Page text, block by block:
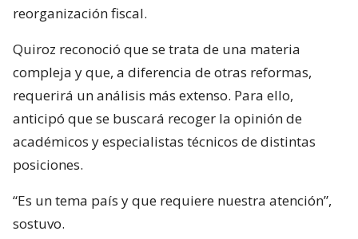
reorganización fiscal.
Quiroz reconoció que se trata de una materia
compleja y que, a diferencia de otras reformas,
requerirá un análisis más extenso. Para ello,
anticipó que se buscará recoger la opinión de
académicos y especialistas técnicos de distintas
posiciones.
“Es un tema país y que requiere nuestra atención”,
sostuvo.